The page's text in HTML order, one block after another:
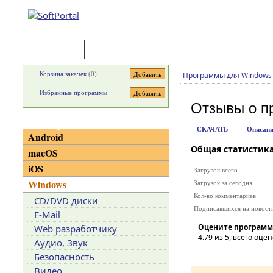
Программы для Windows
Отзывы о
СКАЧАТЬ
Общая
Загрузок всего
Загрузок за сегодня
Кол-во комментариев
Подписавшихся на
Оцените
4.79из 5, всего
Корзина закачек(0)
Избранные программы
Android
macOS
iOS
Windows
CD/DVD диски
E-Mail
Web разработчику
Аудио, Звук
Безопасность
Видео